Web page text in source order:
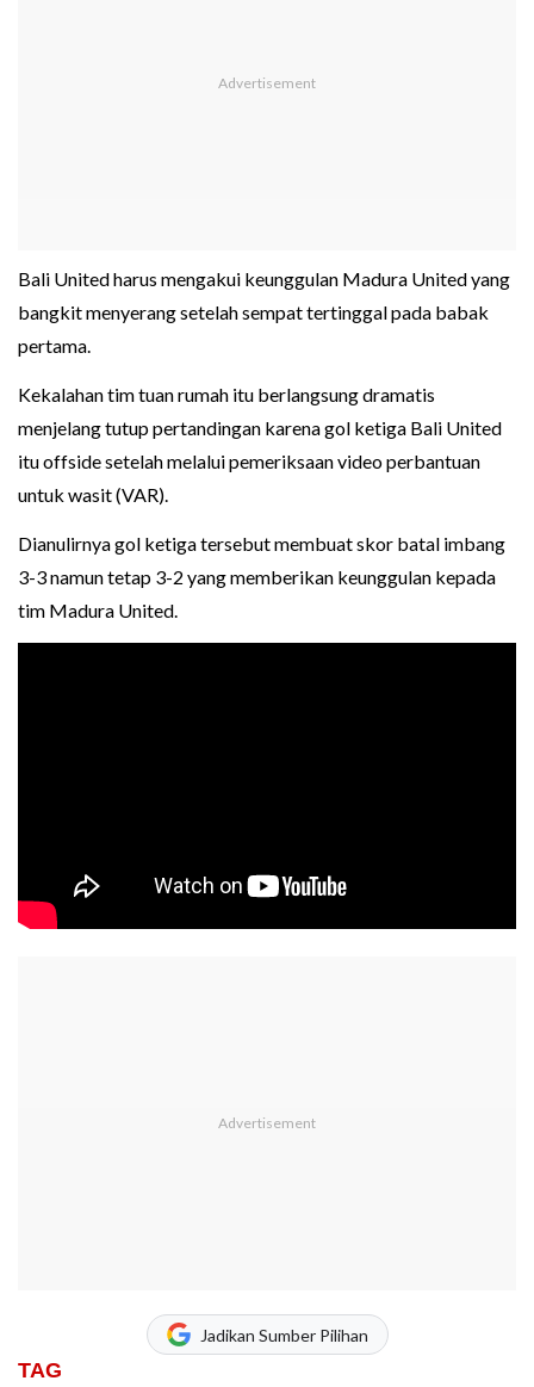
Bali United harus mengakui keunggulan Madura United yang
bangkit menyerang setelah sempat tertinggal pada babak
pertama.
Kekalahan tim tuan rumah itu berlangsung dramatis
menjelang tutup pertandingan karena gol ketiga Bali United
itu offside setelah melalui pemeriksaan video perbantuan
untuk wasit (VAR).
Dianulirnya gol ketiga tersebut membuat skor batal imbang
3-3 namun tetap 3-2 yang memberikan keunggulan kepada
tim Madura United.
Jadikan Sumber Pilihan
TAG